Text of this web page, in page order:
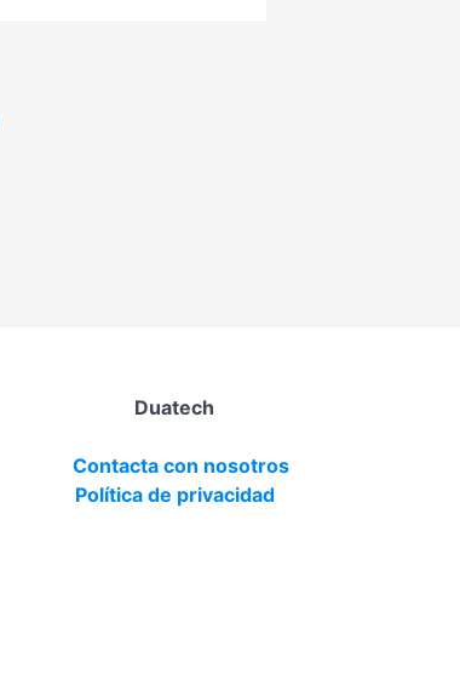
Duatech
Contacta con nosotros
Política de privacidad